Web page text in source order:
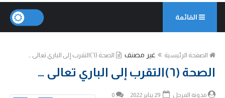
القائمة
الصفحة الرئيسية غير مصنف الصحة (٦)التقرب إلى الباري تعالى …
الصحة (٦)التقرب إلى الباري تعالى …
مدونة المرجل 0